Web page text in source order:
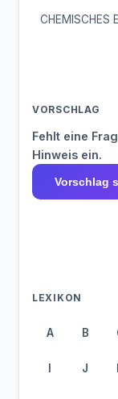
CHEMISCHES
VORSCHLAG
Fehlt eine
Hinweis ein.
LEXIKON
A B
I J